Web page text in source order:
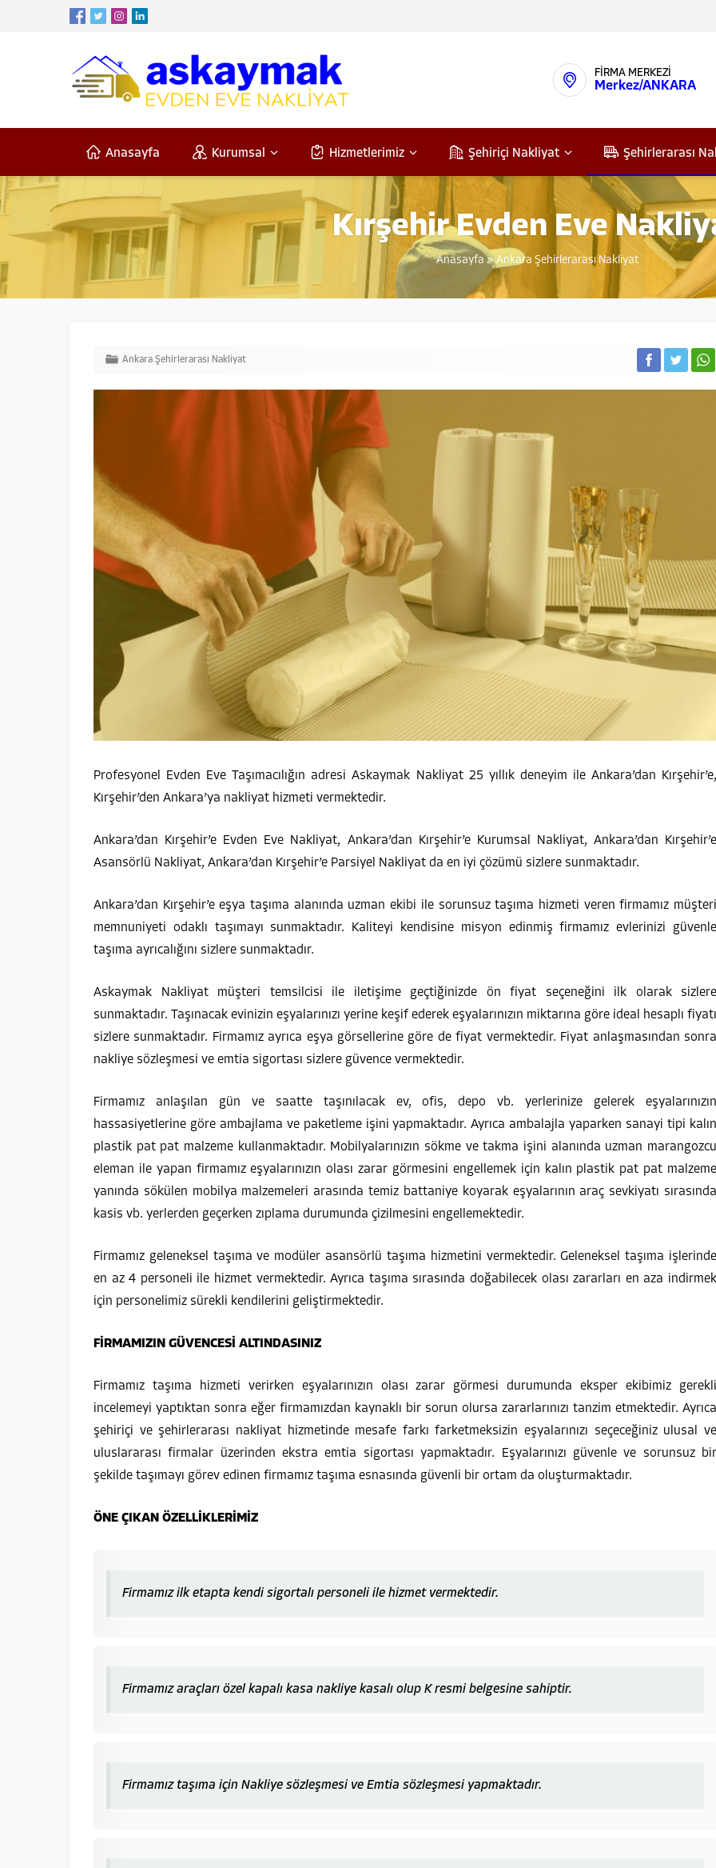
FİRMA MERKEZİ
Merkez/ANKARA
Anasayfa Kurumsal Hizmetlerimiz Şehiriçi Nakliyat Şehirlerarası
Kırşehir Evden Eve
Anasayfa »Ankara Şehirlerarası Nakliyat
Ankara Şehirlerarası Nakliyat
Profesyonel Evden Eve Taşımacılığın adresi Askaymak Nakliyat 25 yıllık deneyim ile Ankara’dan Kırşehir’e,
Kırşehir’den Ankara’ya nakliyat hizmeti vermektedir.
Ankara’dan Kırşehir’e Evden Eve Nakliyat, Ankara’dan Kırşehir’e Kurumsal Nakliyat, Ankara’dan Kırşehir’e
Asansörlü Nakliyat, Ankara’dan Kırşehir’e Parsiyel Nakliyat da en iyi çözümü sizlere sunmaktadır.
Ankara’dan Kırşehir’e eşya taşıma alanında uzman ekibi ile sorunsuz taşıma hizmeti veren firmamız müşteri
memnuniyeti odaklı taşımayı sunmaktadır. Kaliteyi kendisine misyon edinmiş firmamız evlerinizi güvenle
taşıma ayrıcalığını sizlere sunmaktadır.
Askaymak Nakliyat müşteri temsilcisi ile iletişime geçtiğinizde ön fiyat seçeneğini ilk olarak sizlere
sunmaktadır. Taşınacak evinizin eşyalarınızı yerine keşif ederek eşyalarınızın miktarına göre ideal hesaplı fiyatı
sizlere sunmaktadır. Firmamız ayrıca eşya görsellerine göre de fiyat vermektedir. Fiyat anlaşmasından sonra
nakliye sözleşmesi ve emtia sigortası sizlere güvence vermektedir.
Firmamız anlaşılan gün ve saatte taşınılacak ev, ofis, depo vb. yerlerinize gelerek eşyalarınızın
hassasiyetlerine göre ambajlama ve paketleme işini yapmaktadır. Ayrıca ambalajla yaparken sanayi tipi kalın
plastik pat pat malzeme kullanmaktadır. Mobilyalarınızın sökme ve takma işini alanında uzman marangozcu
eleman ile yapan firmamız eşyalarınızın olası zarar görmesini engellemek için kalın plastik pat pat malzeme
yanında sökülen mobilya malzemeleri arasında temiz battaniye koyarak eşyalarının araç sevkiyatı sırasında
kasis vb. yerlerden geçerken zıplama durumunda çizilmesini engellemektedir.
Firmamız geleneksel taşıma ve modüler asansörlü taşıma hizmetini vermektedir. Geleneksel taşıma işlerinde
en az 4 personeli ile hizmet vermektedir. Ayrıca taşıma sırasında doğabilecek olası zararları en aza indirmek
için personelimiz sürekli kendilerini geliştirmektedir.
FİRMAMIZIN GÜVENCESİ ALTINDASINIZ
Firmamız taşıma hizmeti verirken eşyalarınızın olası zarar görmesi durumunda eksper ekibimiz gerekli
incelemeyi yaptıktan sonra eğer firmamızdan kaynaklı bir sorun olursa zararlarınızı tanzim etmektedir. Ayrıca
şehiriçi ve şehirlerarası nakliyat hizmetinde mesafe farkı farketmeksizin eşyalarınızı seçeceğiniz ulusal ve
uluslararası firmalar üzerinden ekstra emtia sigortası yapmaktadır. Eşyalarınızı güvenle ve sorunsuz bir
şekilde taşımayı görev edinen firmamız taşıma esnasında güvenli bir ortam da oluşturmaktadır.
ÖNE ÇIKAN ÖZELLİKLERİMİZ
Firmamız ilk etapta kendi sigortalı personeli ile hizmet vermektedir.
Firmamız araçları özel kapalı kasa nakliye kasalı olup K resmi belgesine sahiptir.
Firmamız taşıma için Nakliye sözleşmesi ve Emtia sözleşmesi yapmaktadır.